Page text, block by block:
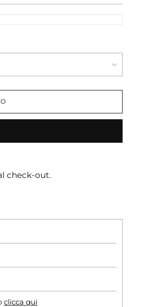
check-out.
clicca qui